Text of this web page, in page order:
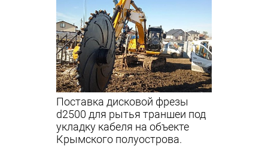
Поставка дисковой фрезы
d2500 для рытья траншеи под
укладку кабеля на объекте
Крымского полуострова.